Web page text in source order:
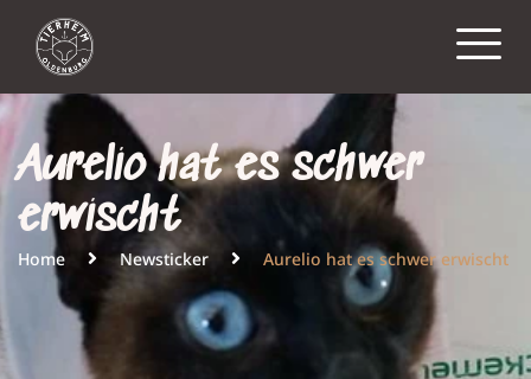
Aurelio hat es schwer
erwischt
Home Newsticker Aurelio hat es schwer erwischt